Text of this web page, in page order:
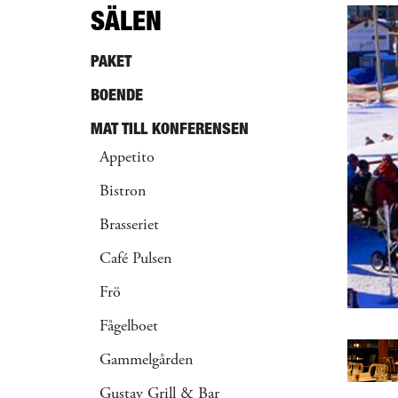
SÄLEN
PAKET
BOENDE
MAT TILL KONFERENSEN
Appetito
Bistron
Brasseriet
Café Pulsen
Frö
Fågelboet
Gammelgården
Gustav Grill & Bar